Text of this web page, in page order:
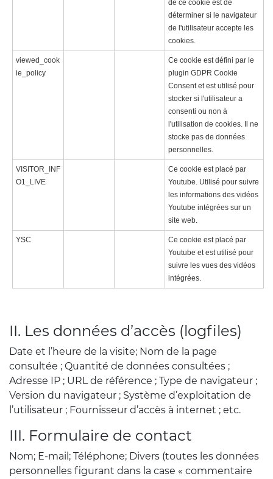
de ce cookie est de
déterminer si le navigateur
de l'utilisateur accepte les
cookies.
viewed_cook
ie_policy
Ce cookie est défini par le
plugin GDPR Cookie
Consent et est utilisé pour
stocker si l'utilisateur a
consenti ou non à
l'utilisation de cookies. Il ne
stocke pas de données
personnelles.
VISITOR_INF
O1_LIVE
Ce cookie est placé par
Youtube. Utilisé pour suivre
les informations des vidéos
Youtube intégrées sur un
site web.
YSC
Ce cookie est placé par
Youtube et est utilisé pour
suivre les vues des vidéos
intégrées.
II. Les données d’accès (logfiles)
Date et l’heure de la visite; Nom de la page
consultée ; Quantité de données consultées ;
Adresse IP ; URL de référence ; Type de navigateur ;
Version du navigateur ; Système d’exploitation de
l’utilisateur ; Fournisseur d’accès à internet ; etc.
III. Formulaire de contact
Nom; E-mail; Téléphone; Divers (toutes les données
personnelles figurant dans la case « commentaire